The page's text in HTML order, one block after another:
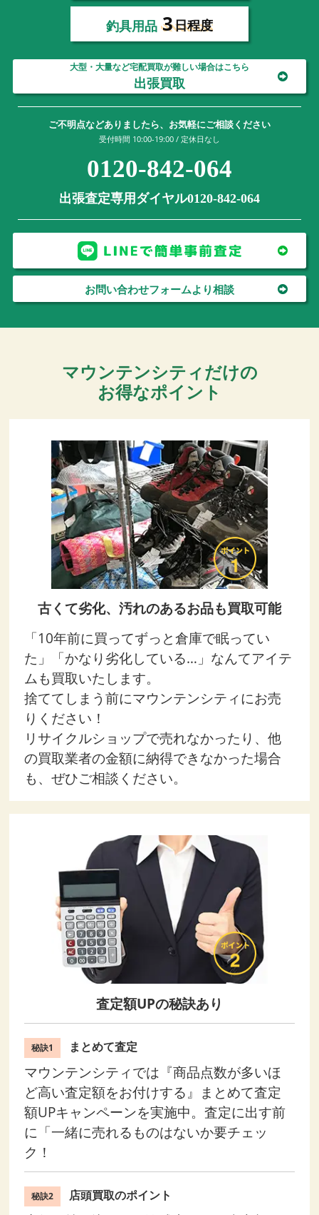
釣具用品 3日程度
大型・大量など宅配買取が難しい場合はこちら
出張買取
ご不明点などありましたら、お気軽にご相談ください
受付時間 10:00-19:00 / 定休日なし
0120-842-064
出張査定専用ダイヤル0120-842-064
お問い合わせフォームより相談
マウンテンシティだけの
お得なポイント
古くて劣化、汚れのあるお品も買取可能
「10年前に買ってずっと倉庫で眠ってい
た」「かなり劣化している…」なんてアイテ
ムも買取いたします。
捨ててしまう前にマウンテンシティにお売
りください！
リサイクルショップで売れなかったり、他
の買取業者の金額に納得できなかった場合
も、ぜひご相談ください。
査定額UPの秘訣あり
秘訣1 まとめて査定
マウンテンシティでは『商品点数が多いほ
ど高い査定額をお付けする』まとめて査定
額UPキャンペーンを実施中。査定に出す前
に「一緒に売れるものはないか要チェッ
ク！
秘訣2 店頭買取のポイント